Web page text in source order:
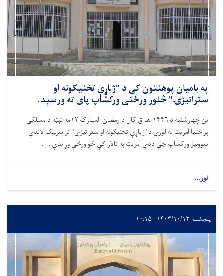
په بامیان پوهنتون کې د "ژباړې تخنیکونه او
ستراتیژۍ" څلور ورځنی ورکشاپ پای ته ورسېد.
نن چهارشنبه د ۱۴۴۶ هـ.ق کال د رمضان المبارک ۱۲مه نېټه د مسلکي
پراختیا آمریت له لوري د "ژباړې تخنیکونه او ستراتیژۍ" تر سرلیک لاندې
ښوونیز ورکشاپ چې ددې آمریت په تالار کې څو ورځې وړاندې . . .
نور...
پنجشنبه ۱۴۰۳/۱۰/۱۳ - ۱۰:۱۵